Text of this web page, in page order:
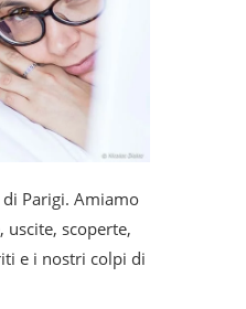
Parigi. Amiamo
scoperte,
e i nostri colpi di